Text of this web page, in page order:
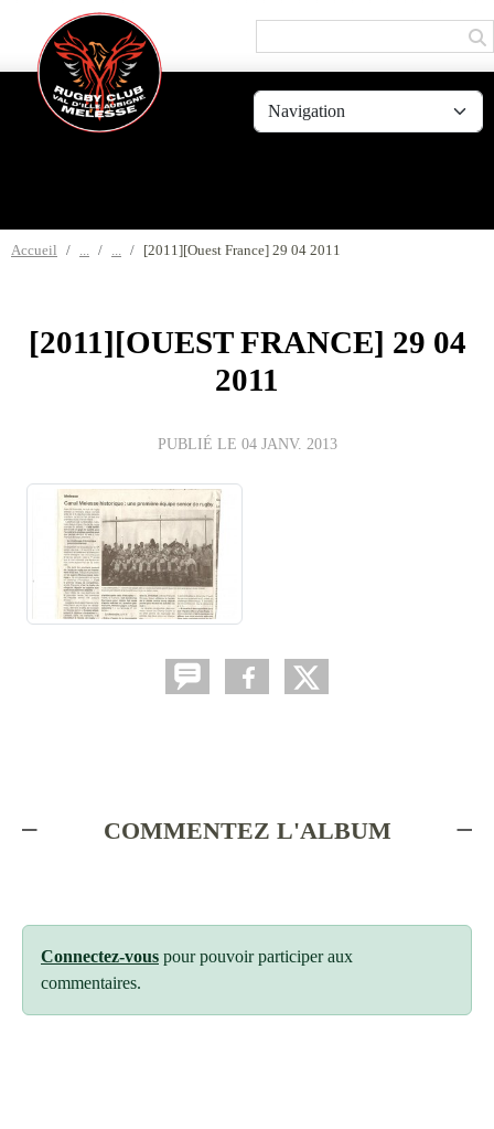
Accueil [2011][Ouest France] 29 04 2011
[2011][OUEST FRANCE] 29 04
2011
PUBLIÉ LE 04 JANV. 2013
COMMENTEZ L'ALBUM
Connectez-vous pour pouvoir participer aux
commentaires.
Panneau de gestion des cookies